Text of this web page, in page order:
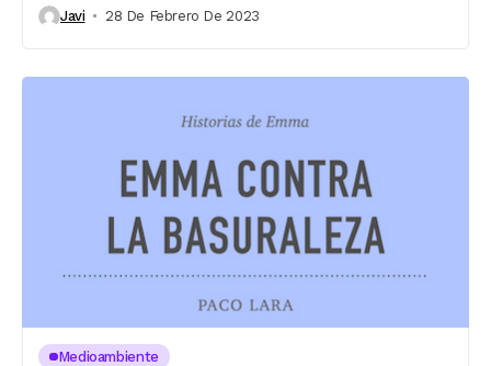
Javi 28 De Febrero De 2023
Medioambiente